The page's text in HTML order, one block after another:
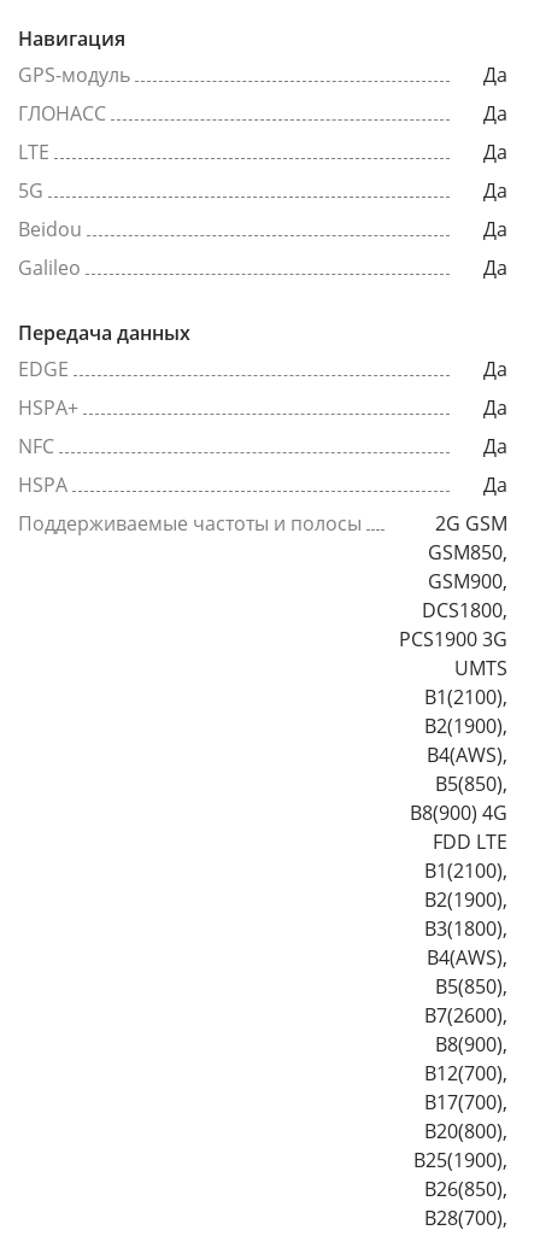
Навигация
GPS-модуль
Да
ГЛОНАСС
Да
LTE
Да
5G
Да
Beidou
Да
Galileo
Да
Передача данных
EDGE
Да
HSPA+
Да
NFC
Да
HSPA
Да
Поддерживаемые частоты и полосы
2G GSM
GSM850,
GSM900,
DCS1800,
PCS1900 3G
UMTS
B1(2100),
B2(1900),
B4(AWS),
B5(850),
B8(900) 4G
FDD LTE
B1(2100),
B2(1900),
B3(1800),
B4(AWS),
B5(850),
B7(2600),
B8(900),
B12(700),
B17(700),
B20(800),
B25(1900),
B26(850),
B28(700),